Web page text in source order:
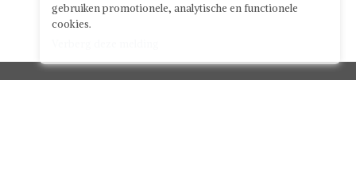
gebruiken promotionele, analytische en functionele
cookies.